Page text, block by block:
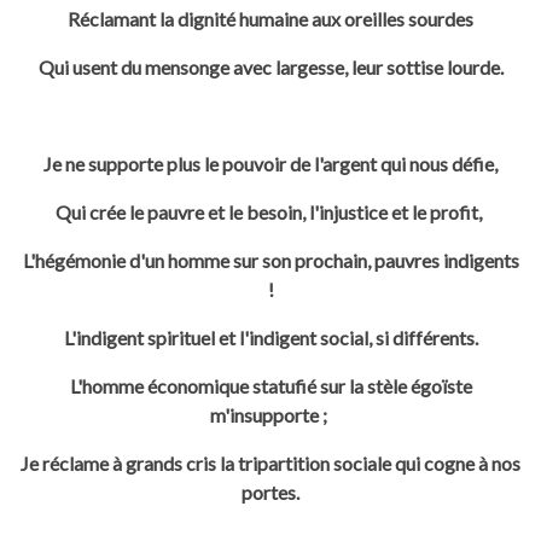
Réclamant la dignité humaine aux oreilles sourdes
Qui usent du mensonge avec largesse, leur sottise lourde.
Je ne supporte plus le pouvoir de l'argent qui nous défie,
Qui crée le pauvre et le besoin, l'injustice et le profit,
L'hégémonie d'un homme sur son prochain, pauvres indigents
!
L'indigent spirituel et l'indigent social, si différents.
L'homme économique statufié sur la stèle égoïste
m'insupporte ;
Je réclame à grands cris la tripartition sociale qui cogne à nos
portes.